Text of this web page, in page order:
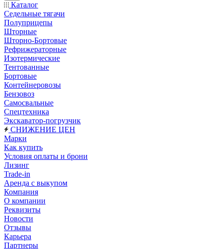
Каталог
Седельные тягачи
Полуприцепы
Шторные
Шторно-Бортовые
Рефрижераторные
Изотермические
Тентованные
Бортовые
Контейнеровозы
Бензовоз
Самосвальные
Спецтехника
Экскаватор-погрузчик
СНИЖЕНИЕ ЦЕН
Марки
Как купить
Условия оплаты и брони
Лизинг
Trade-in
Аренда с выкупом
Компания
О компании
Реквизиты
Новости
Отзывы
Карьера
Партнеры